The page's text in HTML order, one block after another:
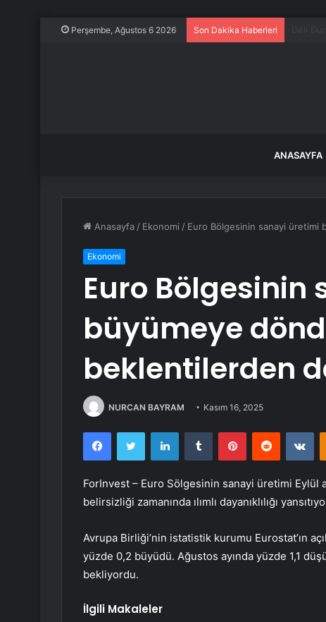
Perşembe, Ağustos 6 2026 Son Dakika Haberleri
ANASAYFA
Anasayfa / Ekonomi / Euro Bölgesinin sanayi üretimi
Ekonomi
Euro
büyümeye
beklentilerden
NURCAN BAYRAM Kasım 16, 2025
FacebookTwitter LinkedInTumblr PinterestReddit
ForInvest – Euro Sölgesinin sanayi üretimi Eylül
belirsizliği zamanında ılımlı dayanıklılığı
Avrupa Birliği’nin istatistik kurumu Eurostat’ın
yüzde 0,2 büyüdü. Ağustos ayında yüzde 1,1
bekliyordu.
İlgili Makaleler